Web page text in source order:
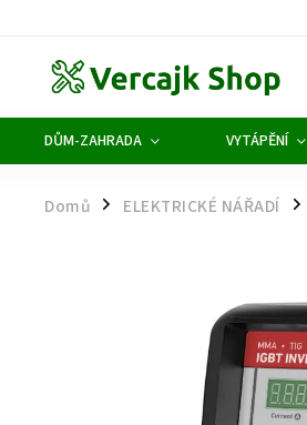
DŮM-ZAHRADA VYTÁPĚNÍ
Domů / ELEKTRICKÉ NÁŘADÍ /